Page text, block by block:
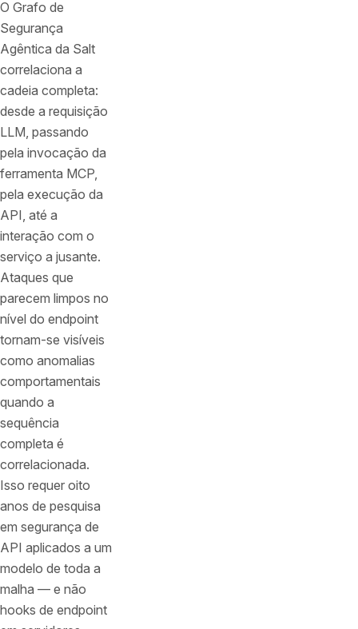
O Grafo de
Segurança
Agêntica da Salt
correlaciona a
cadeia completa:
desde a requisição
LLM, passando
pela invocação da
ferramenta MCP,
pela execução da
API, até a
interação com o
serviço a jusante.
Ataques que
parecem limpos no
nível do endpoint
tornam-se visíveis
como anomalias
comportamentais
quando a
sequência
completa é
correlacionada.
Isso requer oito
anos de pesquisa
em segurança de
API aplicados a um
modelo de toda a
malha — e não
hooks de endpoint